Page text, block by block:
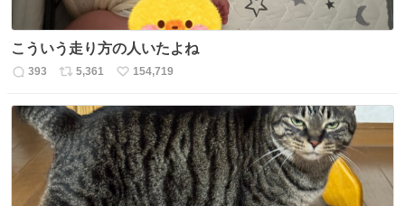
こういう走り方の人いたよね
返
数
393
リ
ス
ト
数
5,361
い
ね
数
154,719